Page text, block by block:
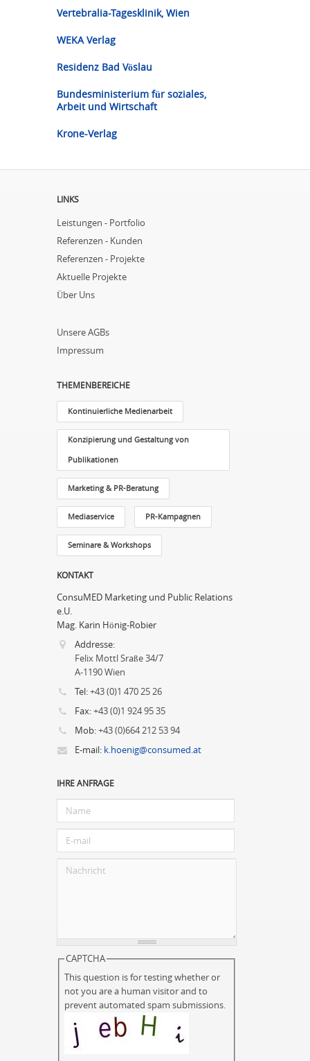
Vertebralia-Tagesklinik, Wien
WEKA Verlag
Residenz Bad Vöslau
Bundesministerium für soziales,
Arbeit und Wirtschaft
Krone-Verlag
LINKS
Leistungen - Portfolio
Referenzen - Kunden
Referenzen - Projekte
Aktuelle Projekte
Über Uns
Unsere AGBs
Impressum
THEMENBEREICHE
Kontinuierliche Medienarbeit
Konzipierung und Gestaltung von
Publikationen
Marketing & PR-Beratung
Mediaservice PR-Kampagnen
Seminare & Workshops
KONTAKT
ConsuMED Marketing und Public Relations
e.U.
Mag. Karin Hönig-Robier
Addresse:
Felix Mottl Sraße 34/7
A-1190 Wien
Tel:+43 (0)1 470 25 26
Fax:+43 (0)1 924 95 35
Mob:+43 (0)664 212 53 94
E-mail: k.hoenig@consumed.at
IHRE ANFRAGE
CAPTCHA
This question is for testing whether or
not you are a human visitor and to
prevent automated spam submissions.